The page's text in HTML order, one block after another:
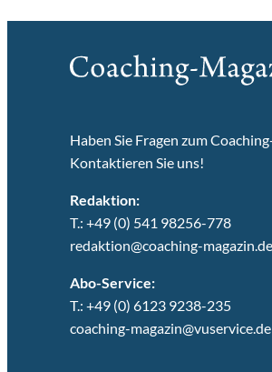
Haben Sie Fragen zum
Kontaktieren Sie uns!
Redaktion:
T.: +49 (0) 541 98256-778
redaktion@coaching-magazin.de
Abo-Service:
T.: +49 (0) 6123 9238-235
coaching-magazin@vuservice.de